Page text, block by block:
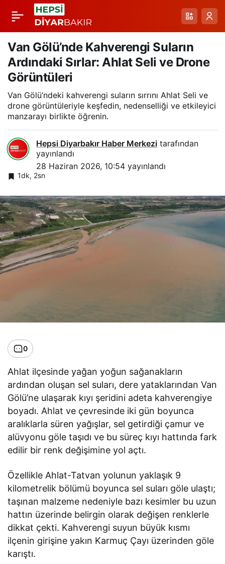
Van Gölü’nde Kahverengi Suların
Ardındaki Sırlar: Ahlat Seli ve Drone
Görüntüleri
Van Gölü’ndeki kahverengi suların sırrını Ahlat Seli ve
drone görüntüleriyle keşfedin, nedenselliği ve etkileyici
manzarayı birlikte öğrenin.
Hepsi Diyarbakır Haber Merkezi tarafından
yayınlandı
28 Haziran 2026, 10:54 yayınlandı
1dk, 2sn
0
Ahlat ilçesinde yağan yoğun sağanakların
ardından oluşan sel suları, dere yataklarından Van
Gölü’ne ulaşarak kıyı şeridini adeta kahverengiye
boyadı. Ahlat ve çevresinde iki gün boyunca
aralıklarla süren yağışlar, sel getirdiği çamur ve
alüvyonu göle taşıdı ve bu süreç kıyı hattında fark
edilir bir renk değişimine yol açtı.
Özellikle Ahlat-Tatvan yolunun yaklaşık 9
kilometrelik bölümü boyunca sel suları göle ulaştı;
taşınan malzeme nedeniyle bazı kesimler bu uzun
hattın üzerinde belirgin olarak değişen renklerle
dikkat çekti. Kahverengi suyun büyük kısmı
ilçenin girişine yakın Karmuç Çayı üzerinden göle
karıştı.
Elazığ’da İlk Arpa
Hasadı Başladı:
Yağışlar Verimi
Düşürdü
Paylaş